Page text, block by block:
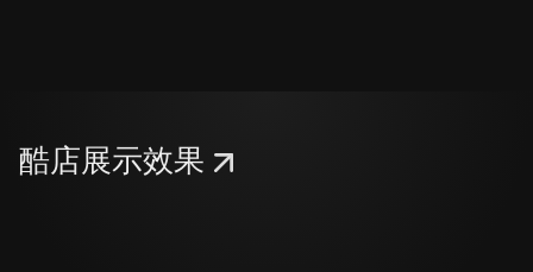
酷店展示效果